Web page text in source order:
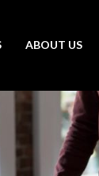
ABOUT US